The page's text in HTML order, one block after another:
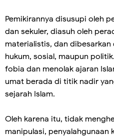
Pemikirannya disusupi oleh
dan sekuler, diasuh oleh
materialistis, dan
hukum, sosial, maupun
fobia dan menolak ajaran
umat berada di titik nadir
sejarah Islam.
Oleh karena itu, tidak
manipulasi, penyalahgunaan